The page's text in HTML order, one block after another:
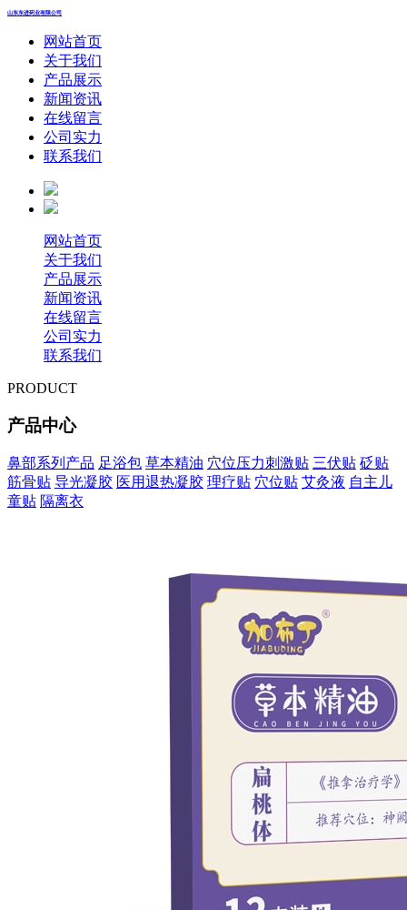
山东东进药业有限公司
网站首页
关于我们
产品展示
新闻资讯
在线留言
公司实力
联系我们
网站首页
关于我们
产品展示
新闻资讯
在线留言
公司实力
联系我们
PRODUCT
产品中心
鼻部系列产品 足浴包 草本精油 穴位压力刺激贴 三伏贴 砭贴
筋骨贴 导光凝胶 医用退热凝胶 理疗贴 穴位贴 艾灸液 自主儿
童贴 隔离衣